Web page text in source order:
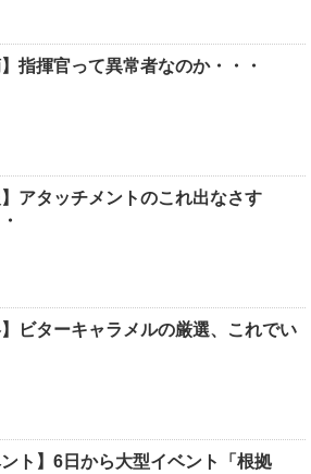
】指揮官って異常者なのか・・・
】アタッチメントのこれ出なさす
】ビターキャラメルの厳選、これでい
ント】6日から大型イベント「根拠